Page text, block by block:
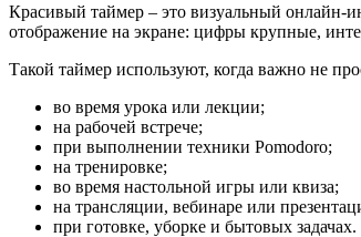
Красивый таймер – это визуальный онлайн-
отображение на экране: цифры крупные,
Такой таймер используют, когда важно не
во время урока или лекции;
на рабочей встрече;
при выполнении техники Pomodoro;
на тренировке;
во время настольной игры или квиза;
на трансляции, вебинаре или
при готовке, уборке и бытовых задачах.